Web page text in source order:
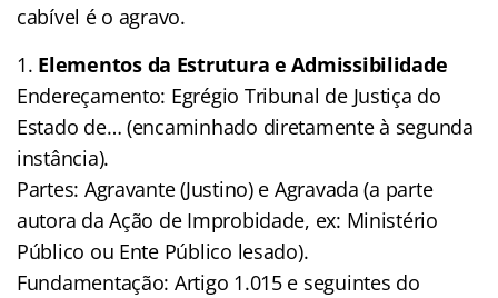
cabível é o agravo.
Elementos da Estrutura e Admissibilidade
Endereçamento: Egrégio Tribunal de Justiça do
Estado de… (encaminhado diretamente à segunda
instância).
Partes: Agravante (Justino) e Agravada (a parte
autora da Ação de Improbidade, ex: Ministério
Público ou Ente Público lesado).
Fundamentação: Artigo 1.015 e seguintes do